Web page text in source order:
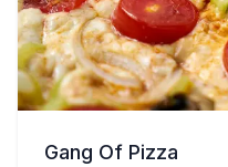
Gang Of Pizza